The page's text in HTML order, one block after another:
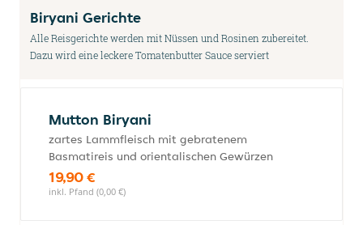
Biryani Gerichte
Alle Reisgerichte werden mit Nüssen und Rosinen zubereitet.
Dazu wird eine leckere Tomatenbutter Sauce serviert
Mutton Biryani
zartes Lammfleisch mit gebratenem
Basmatireis und orientalischen Gewürzen
19,90 €
inkl. Pfand (0,00 €)